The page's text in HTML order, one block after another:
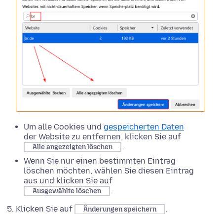
Um alle Cookies und gespeicherten Daten
der Website zu entfernen, klicken Sie auf
Alle angezeigten löschen
.
Wenn Sie nur einen bestimmten Eintrag
löschen möchten, wählen Sie diesen Eintrag
aus und klicken Sie auf
Ausgewählte löschen
.
Klicken Sie auf
Änderungen speichern
.